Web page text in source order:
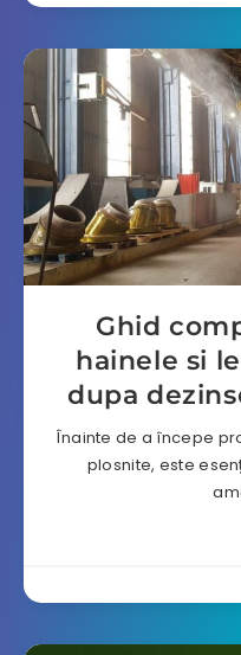
Ghid
hainele si
dupa
Înainte de a începe
plosnite, este